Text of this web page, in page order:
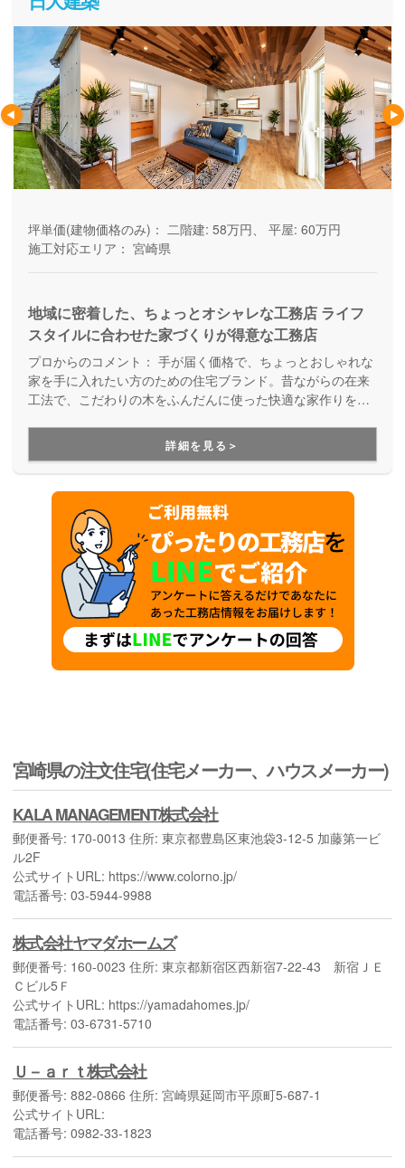
坪単価(建物価格のみ)： 二階建: 58万円、 平屋: 60万円
施工対応エリア： 宮崎県
地域に密着した、ちょっとオシャレな工務店 ライフ
スタイルに合わせた家づくりが得意な工務店
プロからのコメント：
家を手に入れたい方のための住宅ブランド。昔ながらの在来
工法で、こだわりの木をふんだんに使った快適な家作りを得
詳細を見る＞
宮崎県の注文住宅(住宅メーカー、ハウスメーカー)
KALA MANAGEMENT株式会社
郵便番号: 170-0013 住所: 東京都豊島区東池袋3-12-5 加藤第一ビ
ル2F
公式サイトURL: https://www.colorno.jp/
電話番号: 03-5944-9988
株式会社ヤマダホームズ
郵便番号: 160-0023 住所: 東京都新宿区西新宿7-22-43 新宿ＪＥ
Ｃビル5Ｆ
公式サイトURL: https://yamadahomes.jp/
電話番号: 03-6731-5710
Ｕ－ａｒｔ株式会社
郵便番号: 882-0866 住所: 宮崎県延岡市平原町5-687-1
公式サイトURL:
電話番号: 0982-33-1823